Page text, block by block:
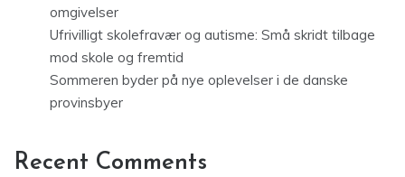
omgivelser
Ufrivilligt skolefravær og autisme: Små skridt tilbage
mod skole og fremtid
Sommeren byder på nye oplevelser i de danske
provinsbyer
Recent Comments